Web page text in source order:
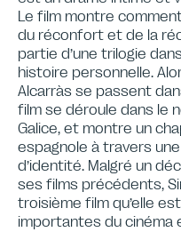
Le film montre
du réconfort et de la
partie d’une trilogie
histoire personnelle.
Alcarràs se passent
film se déroule dans le
Galice, et montre un
espagnole à travers
d’identité. Malgré un
ses films précédents,
troisième film qu’elle
importantes du cinéma